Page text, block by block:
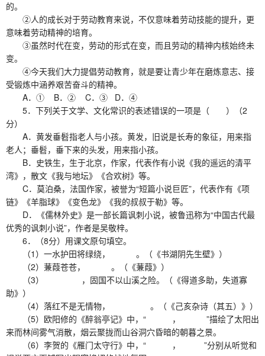
的。
②人的成长对于劳动教育来说，不仅意味着劳动技能的提升，更
意味着劳动精神的培育。
③虽然时代在变，劳动的形式在变，而且劳动的精神内核始终未
变。
④今天我们大力提倡劳动教育，就是要让青少年在磨炼意志、接
受锻炼中涵养艰苦奋斗的精神。
A．① B．② C．③ D．④
5．下列关于文学、文化常识的表述错误的一项是（ ）（2
分）
A．黄发垂髫指老人与小孩。黄发，旧说是长寿的象征，用来指
老人；垂髫，垂下来的头发，用来指小孩。
B．史铁生，生于北京，作家，代表作有小说《我的遥远的清平
湾》，散文《我与地坛》《合欢树》等。
C．莫泊桑，法国作家，被誉为“短篇小说巨匠”，代表作有《项
链》《羊脂球》《变色龙》《我的叔叔于勒》等。
D．《儒林外史》是一部长篇讽刺小说，被鲁迅称为“中国古代最
优秀的讽刺小说”，作者是吴敬梓。
6．（8分）用课文原句填空。
（1）一水护田将绿绕， 。（《书湖阴先生壁》）
（2）蒹葭苍苍， 。（《蒹葭》）
（3） ，固国不以山溪之险。（《得道多助，失道寡
助》）
（4）落红不是无情物， 。（《己亥杂诗（其五）》）
（5）欧阳修的《醉翁亭记》中，“ ， ”描绘了太阳出
来而林间雾气消散，烟云聚拢而山谷洞穴昏暗的朝暮之景。
（6）李贺的《雁门太守行》中，“ ， ”分别从听觉和